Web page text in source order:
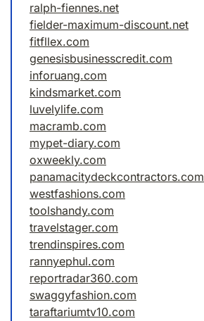
ralph-fiennes.net
fielder-maximum-discount.net
fitfllex.com
genesisbusinesscredit.com
inforuang.com
kindsmarket.com
luvelylife.com
macramb.com
mypet-diary.com
oxweekly.com
panamacitydeckcontractors.com
westfashions.com
toolshandy.com
travelstager.com
trendinspires.com
rannyephul.com
reportradar360.com
swaggyfashion.com
taraftariumtv10.com